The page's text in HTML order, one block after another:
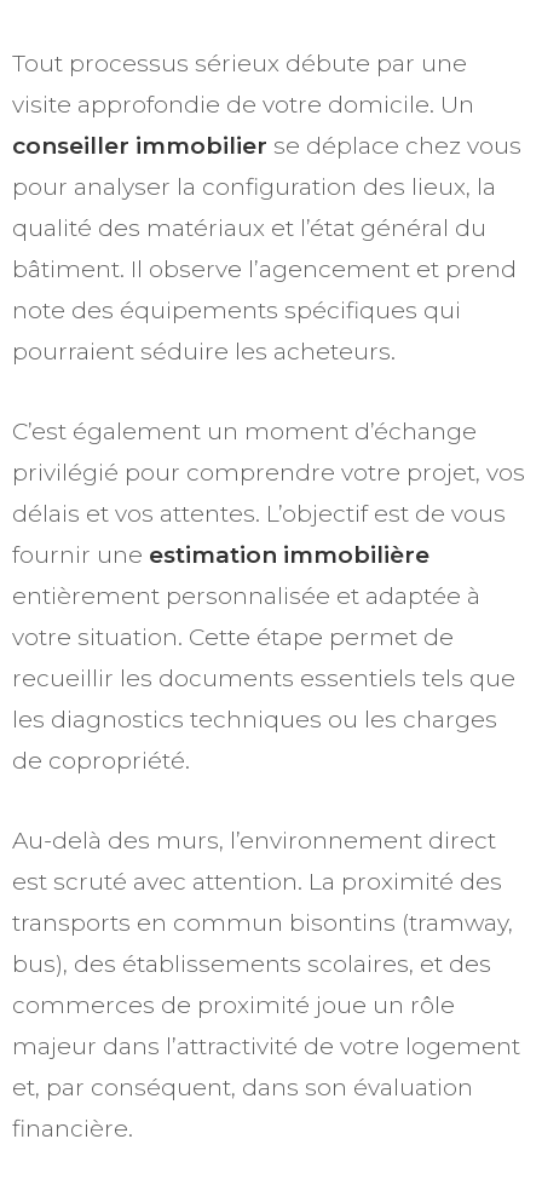
Tout processus sérieux débute par une
visite approfondie de votre domicile. Un
conseiller immobilier se déplace chez vous
pour analyser la configuration des lieux, la
qualité des matériaux et l’état général du
bâtiment. Il observe l’agencement et prend
note des équipements spécifiques qui
pourraient séduire les acheteurs.
C’est également un moment d’échange
privilégié pour comprendre votre projet, vos
délais et vos attentes. L’objectif est de vous
fournir une estimation immobilière
entièrement personnalisée et adaptée à
votre situation. Cette étape permet de
recueillir les documents essentiels tels que
les diagnostics techniques ou les charges
de copropriété.
Au-delà des murs, l’environnement direct
est scruté avec attention. La proximité des
transports en commun bisontins (tramway,
bus), des établissements scolaires, et des
commerces de proximité joue un rôle
majeur dans l’attractivité de votre logement
et, par conséquent, dans son évaluation
financière.